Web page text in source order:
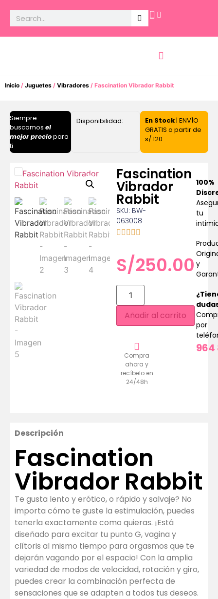
Inicio / Juguetes / Vibradores / Fascination Vibrador Rabbit
Siempre
buscamos el
mejor preciopara
ti
Disponibilidad: En Stock| ENVÍO
GRATIS a partir de
s/.120
Fascination
Vibrador
Rabbit
SKU: BW-
063008
S/250.00
Añadir al carrito
Compra
ahora y
recíbelo en
24/48h
100%
tu
y
por
964
Descripción
Fascination
Vibrador Rabbit
Te gusta lento y erótico, o rápido y salvaje? No
importa cómo te guste la estimulación, puedes
tenerla exactamente como quieras. ¡Está
diseñado para excitar tu punto G, vagina y
clítoris al mismo tiempo para orgasmos que te
dejarán vagando por el espacio! Con la amplia
variedad de modos de velocidad, rotación y giro,
puedes crear la combinación perfecta de
sensaciones que se adapten a todos tus deseos.